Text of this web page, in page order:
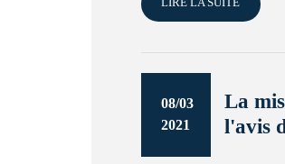
LIRE LA SUITE
08/03
2021
La
l'avis